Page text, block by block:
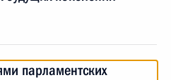
парламентских